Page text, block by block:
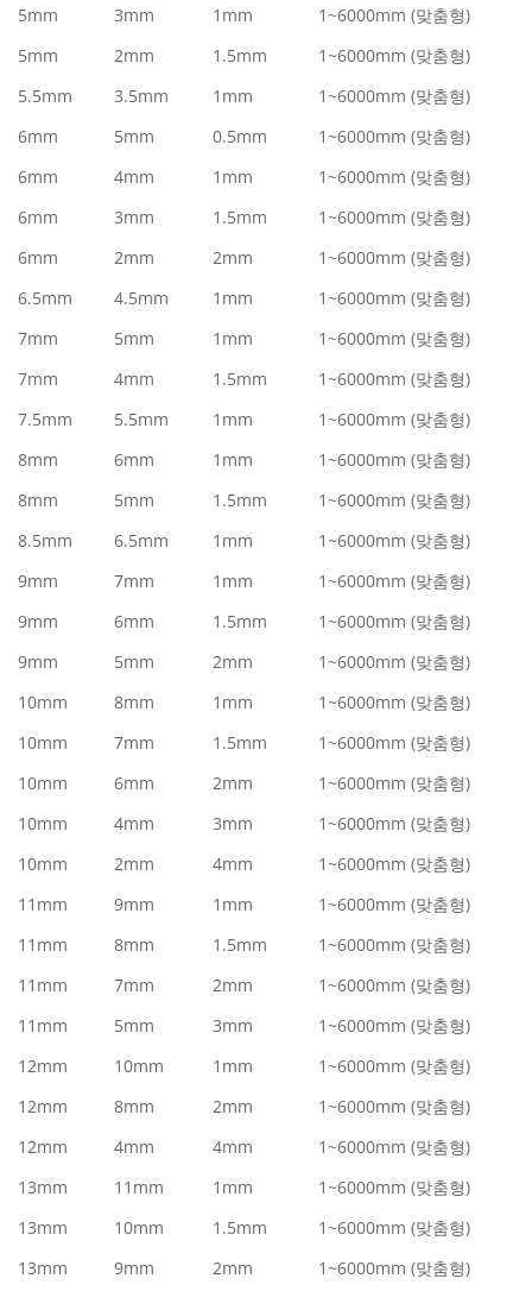
5mm
3mm 1mm
1~6000mm (맞춤형)
5mm
2mm 1.5mm
1~6000mm (맞춤형)
5.5mm
3.5mm 1mm
1~6000mm (맞춤형)
6mm
5mm 0.5mm
1~6000mm (맞춤형)
6mm
4mm 1mm
1~6000mm (맞춤형)
6mm
3mm 1.5mm
1~6000mm (맞춤형)
6mm
2mm 2mm
1~6000mm (맞춤형)
6.5mm
4.5mm 1mm
1~6000mm (맞춤형)
7mm
5mm 1mm
1~6000mm (맞춤형)
7mm
4mm 1.5mm
1~6000mm (맞춤형)
7.5mm
5.5mm 1mm
1~6000mm (맞춤형)
8mm
6mm 1mm
1~6000mm (맞춤형)
8mm
5mm 1.5mm
1~6000mm (맞춤형)
8.5mm
6.5mm 1mm
1~6000mm (맞춤형)
9mm
7mm 1mm
1~6000mm (맞춤형)
9mm
6mm 1.5mm
1~6000mm (맞춤형)
9mm
5mm 2mm
1~6000mm (맞춤형)
10mm
8mm 1mm
1~6000mm (맞춤형)
10mm
7mm 1.5mm
1~6000mm (맞춤형)
10mm
6mm 2mm
1~6000mm (맞춤형)
10mm
4mm 3mm
1~6000mm (맞춤형)
10mm
2mm 4mm
1~6000mm (맞춤형)
11mm
9mm 1mm
1~6000mm (맞춤형)
11mm
8mm 1.5mm
1~6000mm (맞춤형)
11mm
7mm 2mm
1~6000mm (맞춤형)
11mm
5mm 3mm
1~6000mm (맞춤형)
12mm
10mm 1mm
1~6000mm (맞춤형)
12mm
8mm 2mm
1~6000mm (맞춤형)
12mm
4mm 4mm
1~6000mm (맞춤형)
13mm
11mm 1mm
1~6000mm (맞춤형)
13mm
10mm 1.5mm
1~6000mm (맞춤형)
13mm
9mm 2mm 1~6000mm (맞춤형)